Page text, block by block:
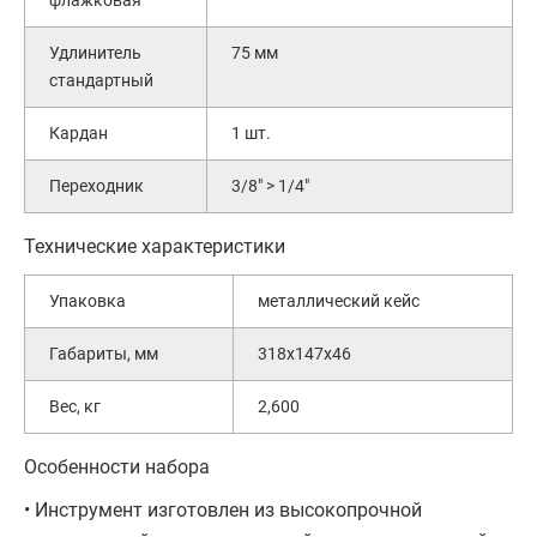
Удлинитель
стандартный
75 мм
Кардан 1 шт.
Переходник 3/8" > 1/4"
Технические характеристики
Упаковка металлический кейс
Габариты, мм 318х147х46
Вес, кг 2,600
Особенности набора
• Инструмент изготовлен из высокопрочной